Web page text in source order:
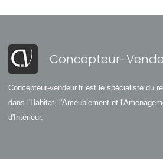
Concepteur-
Concepteur-vendeur.fr est le spécialiste du
dans l'Habitat, l'Ameublement et
d'Intérieur.